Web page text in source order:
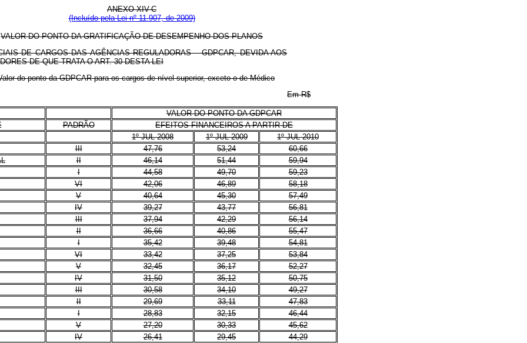
ANEXOXIV-C
(Incluído pela Lei nº 11.907, de 2009)
VALOR DO PONTO DA GRATIFICAÇÃO DE DESEMPENHO DOS PLANOS
DE CARGOS DAS AGÊNCIAS REGULADORAS – GDPCAR, DEVIDA AOS
DE QUE TRATA O ART. 30 DESTA LEI
do ponto da GDPCAR para os cargos de nível superior, exceto o de Médico
Em R$
VALOR DO PONTO DA GDPCAR
PADRÃO
EFEITOS FINANCEIROS A PARTIR DE
1º JUL 2008
1º JUL 2009
1º JUL 2010
III
47,76 53,24
60,66
II 46,14 51,44
59,94
I
44,58 49,70
59,23
VI
42,06 46,89
58,18
V
40,64 45,30
57,49
IV 39,27 43,77
56,81
III
37,94 42,29
56,14
II
36,66 40,86
55,47
I
35,42 39,48
54,81
VI
33,42 37,25
53,84
V
32,45 36,17
52,27
IV 31,50 35,12
50,75
III
30,58 34,10
49,27
II
29,69 33,11
47,83
I
28,83 32,15
46,44
V
27,20 30,33
45,62
IV
26,41 29,45
44,29